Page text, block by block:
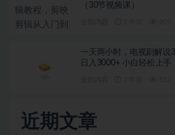
（30节视频课）
一天两小时，电视剧解说
日入3000+ 小白轻松上手
近期文章